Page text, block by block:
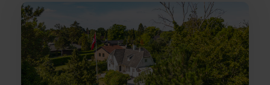
Boliger
til
salg